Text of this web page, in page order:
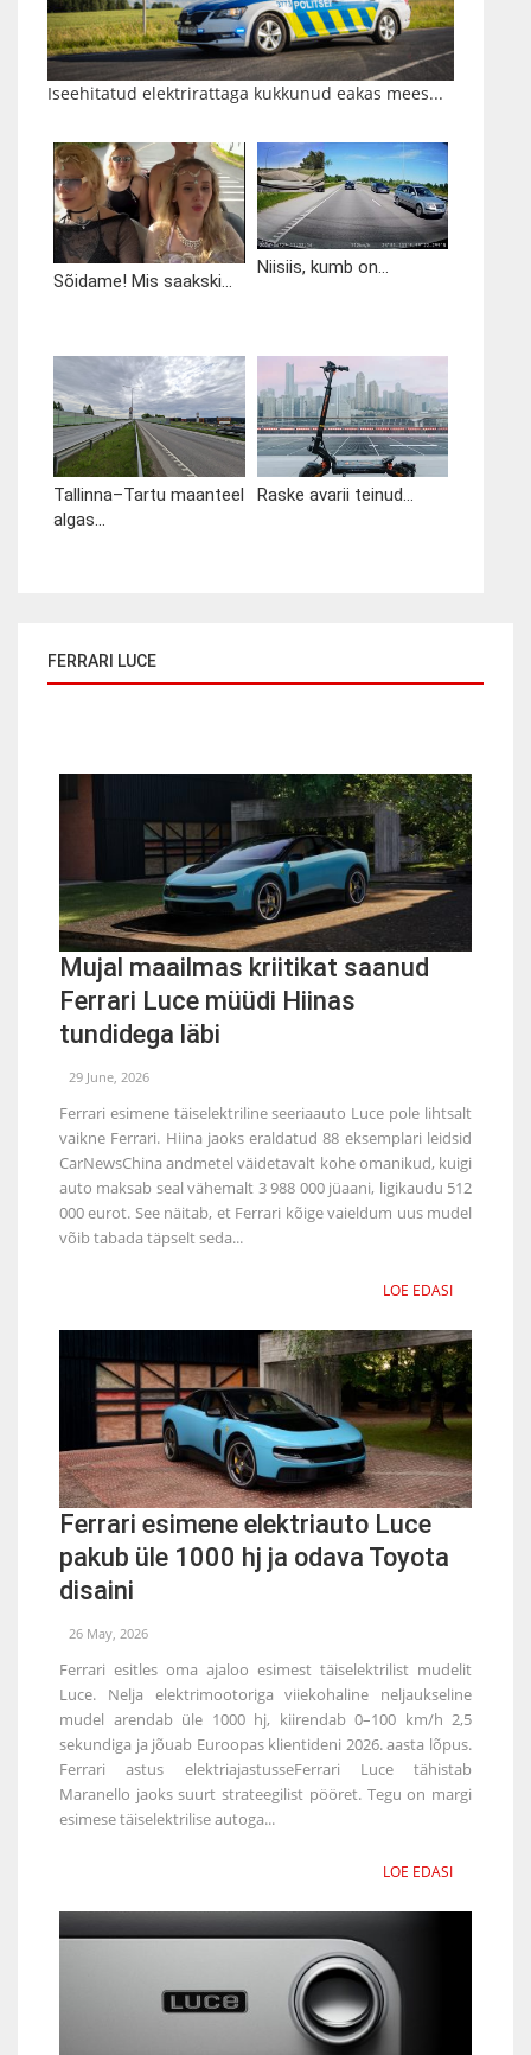
Iseehitatud elektrirattaga kukkunud eakas mees...
Sõidame! Mis saakski...
Niisiis, kumb on...
Tallinna–Tartu maanteel
algas...
Raske avarii teinud...
FERRARI LUCE
Mujal maailmas kriitikat saanud
Ferrari Luce müüdi Hiinas
tundidega läbi
29 June, 2026
Ferrari esimene täiselektriline seeriaauto Luce pole lihtsalt
vaikne Ferrari. Hiina jaoks eraldatud 88 eksemplari leidsid
CarNewsChina andmetel väidetavalt kohe omanikud, kuigi
auto maksab seal vähemalt 3 988 000 jüaani, ligikaudu 512
000 eurot. See näitab, et Ferrari kõige vaieldum uus mudel
võib tabada täpselt seda...
LOE EDASI
Ferrari esimene elektriauto Luce
pakub üle 1000 hj ja odava Toyota
disaini
26 May, 2026
Ferrari esitles oma ajaloo esimest täiselektrilist mudelit
Luce. Nelja elektrimootoriga viiekohaline neljaukseline
mudel arendab üle 1000 hj, kiirendab 0–100 km/h 2,5
sekundiga ja jõuab Euroopas klientideni 2026. aasta lõpus.
Ferrari astus elektriajastusseFerrari Luce tähistab
Maranello jaoks suurt strateegilist pööret. Tegu on margi
esimese täiselektrilise autoga...
LOE EDASI